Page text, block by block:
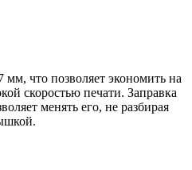
что позволяет экономить на
скоростью печати. Заправка
менять его, не разбирая